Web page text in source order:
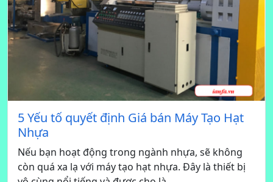
5 Yếu tố quyết định Giá bán Máy Tạo Hạt
Nhựa
Nếu bạn hoạt động trong ngành nhựa, sẽ không
còn quá xa lạ với máy tạo hạt nhựa. Đây là thiết bị